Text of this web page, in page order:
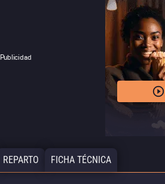
Publicidad
REPARTO FICHA TÉCNICA